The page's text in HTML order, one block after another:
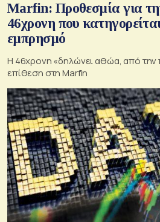
Marfin: Προθεσμία για
46χρονη που
εμπρησμό
H 46χρονη «δηλώνει αθώα, από την
επίθεση στη Marfin